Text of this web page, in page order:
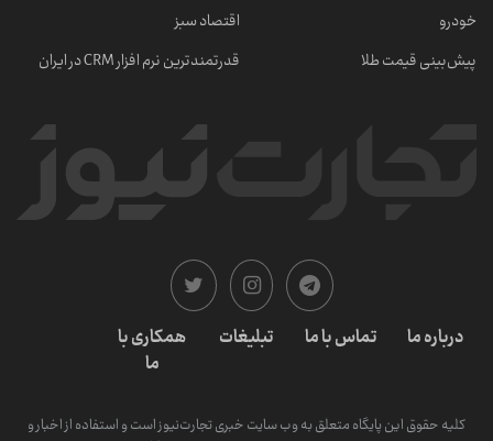
خودرو
پیش‌بینی قیمت طلا
اقتصاد سبز
قدرتمندترین نرم‌ افزار CRM در ایران
درباره ما تماس با ما تبلیغات
همکاری با
ما
کلیه حقوق این پایگاه متعلق به وب سایت خبری تجارت‌نیوز است و استفاده از اخبار و